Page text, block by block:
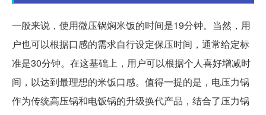
一般来说，使用微压锅焖米饭的时间是19分钟。当然，用
户也可以根据口感的需求自行设定保压时间，通常给定标
准是30分钟。在这基础上，用户可以根据个人喜好增减时
间，以达到最理想的米饭口感。值得一提的是，电压力锅
作为传统高压锅和电饭锅的升级换代产品，结合了压力锅